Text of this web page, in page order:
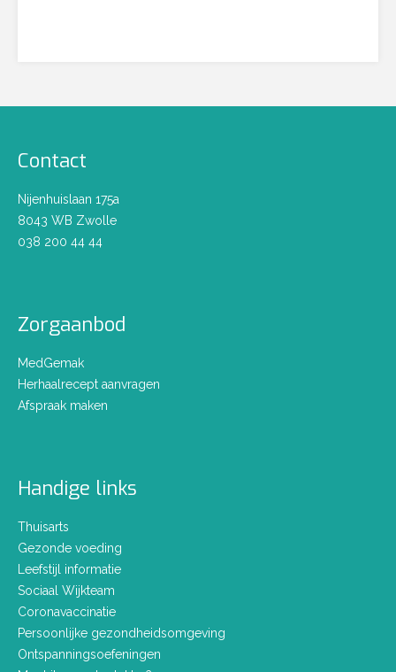
Contact
Nijenhuislaan 175a
8043 WB Zwolle
038 200 44 44
Zorgaanbod
MedGemak
Herhaalrecept aanvragen
Afspraak maken
Handige links
Thuisarts
Gezonde voeding
Leefstijl informatie
Sociaal Wijkteam
Coronavaccinatie
Persoonlijke gezondheidsomgeving
Ontspanningsoefeningen